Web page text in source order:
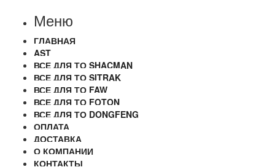
Меню
ГЛАВНАЯ
AST
ВСЕ ДЛЯ ТО SHACMAN
ВСЕ ДЛЯ ТО SITRAK
ВСЕ ДЛЯ ТО FAW
ВСЕ ДЛЯ ТО FOTON
ВСЕ ДЛЯ ТО DONGFENG
ОПЛАТА
ДОСТАВКА
О КОМПАНИИ
КОНТАКТЫ